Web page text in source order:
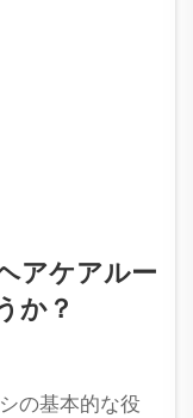
アケアルー
か？
の基本的な役